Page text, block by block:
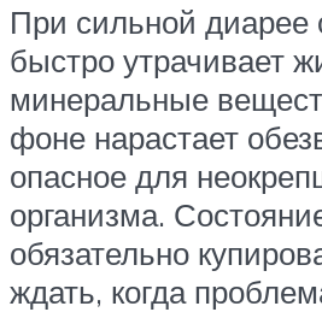
При сильной диарее
быстро утрачивает
минеральные
фоне нарастает
опасное для
организма.
обязательно
ждать, когда